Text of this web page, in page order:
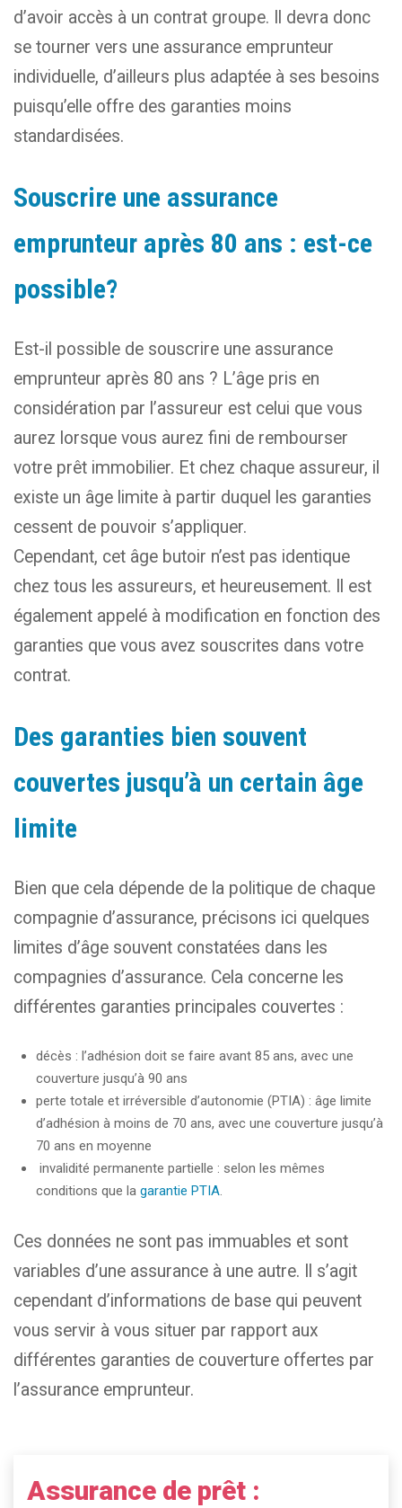
d’avoir accès à un contrat groupe. Il devra donc
se tourner vers une assurance emprunteur
individuelle, d’ailleurs plus adaptée à ses besoins
puisqu’elle offre des garanties moins
standardisées.
Souscrire une assurance
emprunteur après 80 ans : est-ce
possible?
Est-il possible de souscrire une assurance
emprunteur après 80 ans ? L’âge pris en
considération par l’assureur est celui que vous
aurez lorsque vous aurez fini de rembourser
votre prêt immobilier. Et chez chaque assureur, il
existe un âge limite à partir duquel les garanties
cessent de pouvoir s’appliquer.
Cependant, cet âge butoir n’est pas identique
chez tous les assureurs, et heureusement. Il est
également appelé à modification en fonction des
garanties que vous avez souscrites dans votre
contrat.
Des garanties bien souvent
couvertes jusqu’à un certain âge
limite
Bien que cela dépende de la politique de chaque
compagnie d’assurance, précisons ici quelques
limites d’âge souvent constatées dans les
compagnies d’assurance. Cela concerne les
différentes garanties principales couvertes :
décès : l’adhésion doit se faire avant 85 ans, avec une
couverture jusqu’à 90 ans
perte totale et irréversible d’autonomie (PTIA) : âge limite
d’adhésion à moins de 70 ans, avec une couverture jusqu’à
70 ans en moyenne
invalidité permanente partielle : selon les mêmes
conditions que la garantie PTIA.
Ces données ne sont pas immuables et sont
variables d’une assurance à une autre. Il s’agit
cependant d’informations de base qui peuvent
vous servir à vous situer par rapport aux
différentes garanties de couverture offertes par
l’assurance emprunteur.
Assurance de prêt :